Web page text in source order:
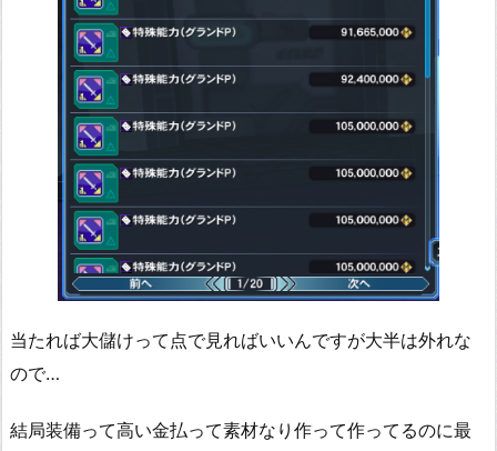
当たれば大儲けって点で見ればいいんですが大半は外れな
ので…
結局装備って高い金払って素材なり作って作ってるのに最